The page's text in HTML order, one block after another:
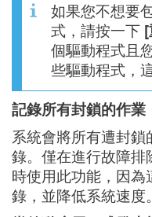
如果您不想要
式，請按一下
個驅動程式且
些驅動程式，
記錄所有封鎖的作業
系統會將所有遭封鎖
錄。僅在進行故障排
時使用此功能，因
錄，並降低系統速度。